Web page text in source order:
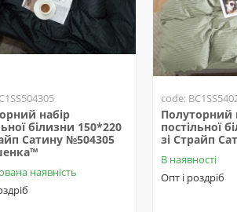
набір
білизни 150*220
Сатину №504305
наявність
code:
Полуторний
постільної
зі Страйп
В наявності
Опт і роздріб